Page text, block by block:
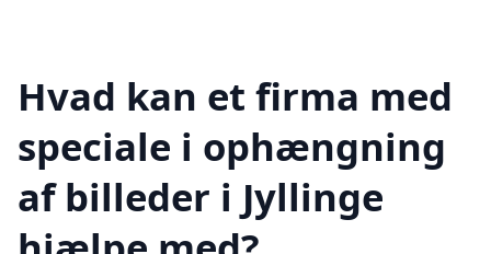
Hvad kan et firma med
speciale i ophængning
af billeder i Jyllinge